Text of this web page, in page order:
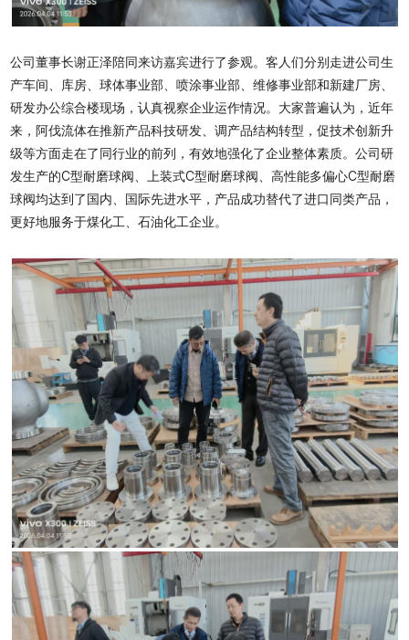
公司董事长谢正泽陪同来访嘉宾进行了参观。客人们分别走进公司生
产车间、库房、球体事业部、喷涂事业部、维修事业部和新建厂房、
研发办公综合楼现场，认真视察企业运作情况。大家普遍认为，近年
来，阿伐流体在推新产品科技研发、调产品结构转型，促技术创新升
级等方面走在了同行业的前列，有效地强化了企业整体素质。公司研
发生产的C型耐磨球阀、上装式C型耐磨球阀、高性能多偏心C型耐磨
球阀均达到了国内、国际先进水平，产品成功替代了进口同类产品，
更好地服务于煤化工、石油化工企业。